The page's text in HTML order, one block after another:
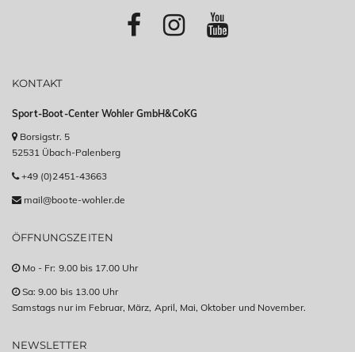
KONTAKT
Sport-Boot-Center Wohler GmbH&CoKG
Borsigstr. 5
52531 Übach-Palenberg
+49 (0)2451-43663
mail@boote-wohler.de
ÖFFNUNGSZEITEN
Mo - Fr: 9.00 bis 17.00 Uhr
Sa: 9.00 bis 13.00 Uhr
Samstags nur im Februar, März, April, Mai, Oktober und November.
NEWSLETTER